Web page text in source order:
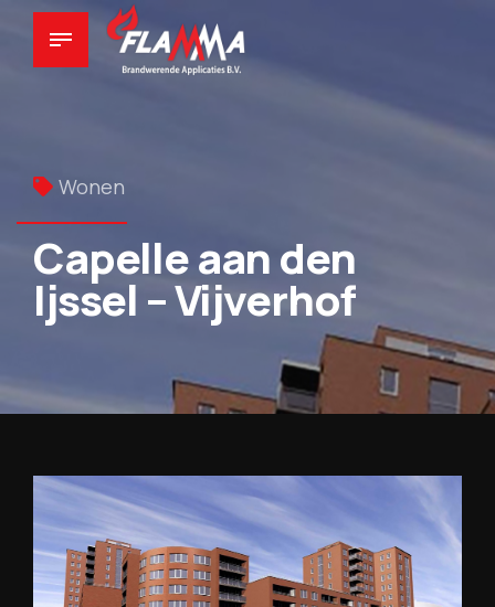
Wonen
Capelle aan den
Ijssel – Vijverhof